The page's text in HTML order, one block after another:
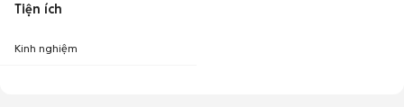
Tiện ích
Kinh nghiệm